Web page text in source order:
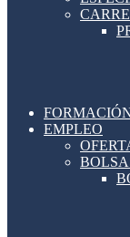
EMPLEO